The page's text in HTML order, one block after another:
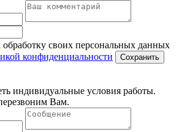
обработку своих персональных данных
конфиденциальности
индивидуальные условия работы.
Вам.